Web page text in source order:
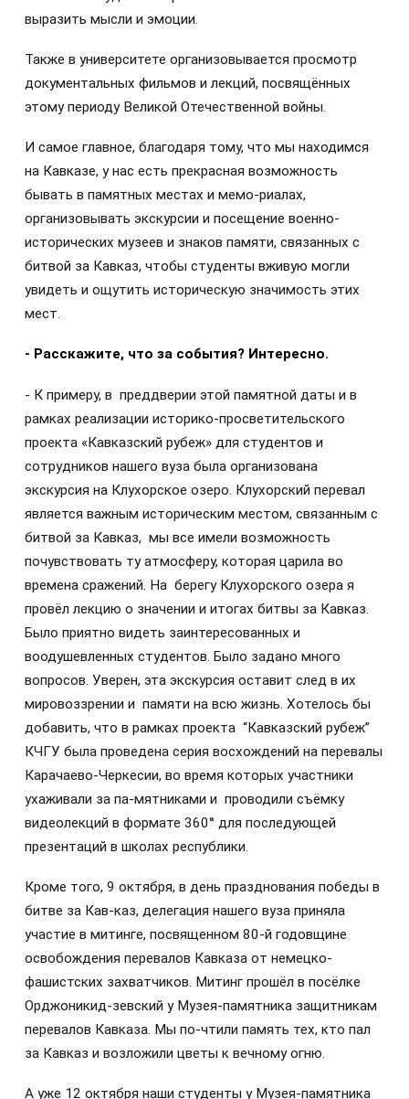
выразить мысли и эмоции.
Также в университете организовывается просмотр
документальных фильмов и лекций, посвящённых
этому периоду Великой Отечественной войны.
И самое главное, благодаря тому, что мы находимся
на Кавказе, у нас есть прекрасная возможность
бывать в памятных местах и мемо-риалах,
организовывать экскурсии и посещение военно-
исторических музеев и знаков памяти, связанных с
битвой за Кавказ, чтобы студенты вживую могли
увидеть и ощутить историческую значимость этих
мест.
- Расскажите, что за события? Интересно.
- К примеру, в преддверии этой памятной даты и в
рамках реализации историко-просветительского
проекта «Кавказский рубеж» для студентов и
сотрудников нашего вуза была организована
экскурсия на Клухорское озеро. Клухорский перевал
является важным историческим местом, связанным с
битвой за Кавказ, мы все имели возможность
почувствовать ту атмосферу, которая царила во
времена сражений. На берегу Клухорского озера я
провёл лекцию о значении и итогах битвы за Кавказ.
Было приятно видеть заинтересованных и
воодушевленных студентов. Было задано много
вопросов. Уверен, эта экскурсия оставит след в их
мировоззрении и памяти на всю жизнь. Хотелось бы
добавить, что в рамках проекта “Кавказский рубеж”
КЧГУ была проведена серия восхождений на перевалы
Карачаево-Черкесии, во время которых участники
ухаживали за па-мятниками и проводили съёмку
видеолекций в формате 360° для последующей
презентаций в школах республики.
Кроме того, 9 октября, в день празднования победы в
битве за Кав-каз, делегация нашего вуза приняла
участие в митинге, посвященном 80-й годовщине
освобождения перевалов Кавказа от немецко-
фашистских захватчиков. Митинг прошёл в посёлке
Орджоникид-зевский у Музея-памятника защитникам
перевалов Кавказа. Мы по-чтили память тех, кто пал
за Кавказ и возложили цветы к вечному огню.
А уже 12 октября наши студенты у Музея-памятника